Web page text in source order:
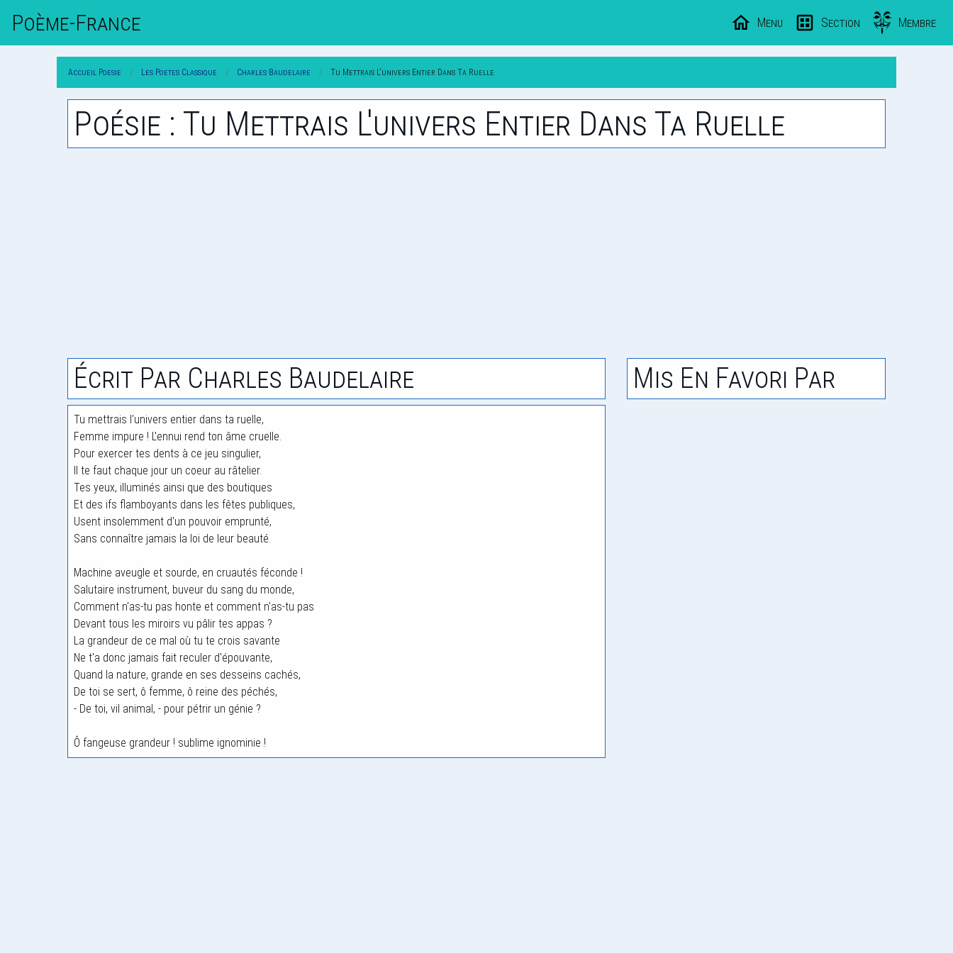
Poème-FrAnce Menu Section Membre
Accueil Poesie Les Poetes Classique Charles Baudelaire Tu Mettrais L'univers Entier Dans Ta Ruelle
Poésie : Tu Mettrais L'univers Entier Dans Ta Ruelle
Écrit Par Charles Baudelaire
Tu mettrais l'univers entier dans ta ruelle,
Femme impure ! L'ennui rend ton âme cruelle.
Pour exercer tes dents à ce jeu singulier,
Il te faut chaque jour un coeur au râtelier.
Tes yeux, illuminés ainsi que des boutiques
Et des ifs flamboyants dans les fêtes publiques,
Usent insolemment d'un pouvoir emprunté,
Sans connaître jamais la loi de leur beauté.
Machine aveugle et sourde, en cruautés féconde !
Salutaire instrument, buveur du sang du monde,
Comment n'as-tu pas honte et comment n'as-tu pas
Devant tous les miroirs vu pâlir tes appas ?
La grandeur de ce mal où tu te crois savante
Ne t'a donc jamais fait reculer d'épouvante,
Quand la nature, grande en ses desseins cachés,
De toi se sert, ô femme, ô reine des péchés,
- De toi, vil animal, - pour pétrir un génie ?
Ô fangeuse grandeur ! sublime ignominie !
Mis En Favori Par